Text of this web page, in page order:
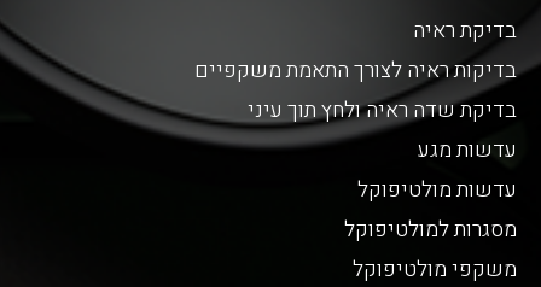
בדיקת ראיה
בדיקות ראיה לצורך התאמת משקפיים
בדיקת שדה ראיה ולחץ תוך עיני
עדשות מגע
עדשות מולטיפוקל
מסגרות למולטיפוקל
משקפי מולטיפוקל